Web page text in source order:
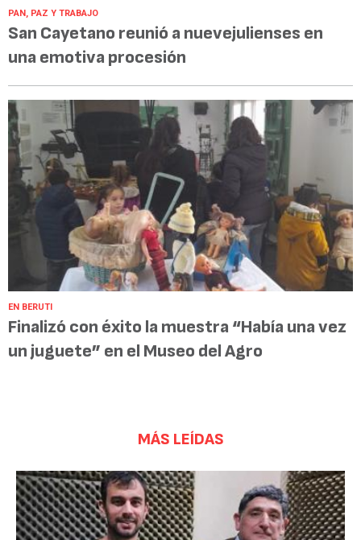
PAN, PAZ Y TRABAJO
San Cayetano reunió a nuevejulienses en
una emotiva procesión
EN BERUTI
Finalizó con éxito la muestra “Había una vez
un juguete” en el Museo del Agro
MÁS LEÍDAS